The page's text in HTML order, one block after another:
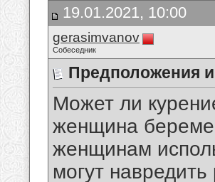
19.01.2021, 10:00
gerasimvanov
Собеседник
Предположения
Может ли
женщина
женщинам
могут